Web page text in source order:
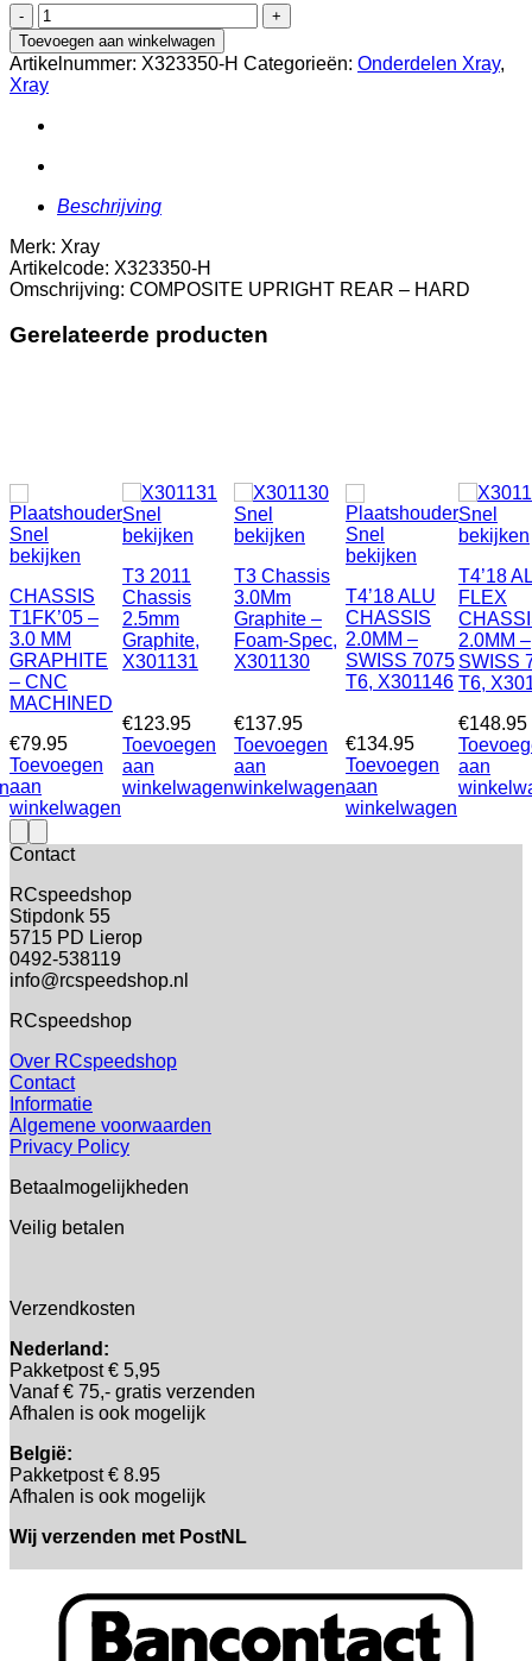
COMPOSITE
UPRIGHT
REAR
-
HARD
aantal
Toevoegen aan winkelwagen
Artikelnummer: X323350-H Categorieën: Onderdelen Xray,
Xray
Beschrijving
Merk: Xray
Artikelcode: X323350-H
Omschrijving: COMPOSITE UPRIGHT REAR – HARD
Gerelateerde producten
Snel
bekijken
CHASSIS
T1FK’05 –
3.0 MM
GRAPHITE
– CNC
MACHINED
€79.95
Toevoegen
aan
winkelwagen
Snel
bekijken
T3 2011
Chassis
2.5mm
Graphite,
X301131
€123.95
Toevoegen
aan
winkelwagen
Snel
bekijken
T3 Chassis
3.0Mm
Graphite –
Foam-Spec,
X301130
€137.95
Toevoegen
aan
winkelwagen
Snel
bekijken
T4’18 ALU
CHASSIS
2.0MM –
SWISS 7075
T6, X301146
€134.95
Toevoegen
aan
winkelwagen
Snel
bekijken
T4’18
FLEX
2.0MM –
SWISS
T6,
€148.95
aan
Contact
RCspeedshop
Stipdonk 55
5715 PD Lierop
0492-538119
info@rcspeedshop.nl
RCspeedshop
Over RCspeedshop
Contact
Informatie
Algemene voorwaarden
Privacy Policy
Betaalmogelijkheden
Veilig betalen
Verzendkosten
Nederland:
Pakketpost € 5,95
Vanaf € 75,- gratis verzenden
Afhalen is ook mogelijk
België:
Pakketpost € 8.95
Afhalen is ook mogelijk
Wij verzenden met PostNL